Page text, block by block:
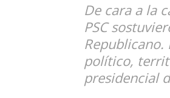
De cara a la
PSC
político,
presidencial